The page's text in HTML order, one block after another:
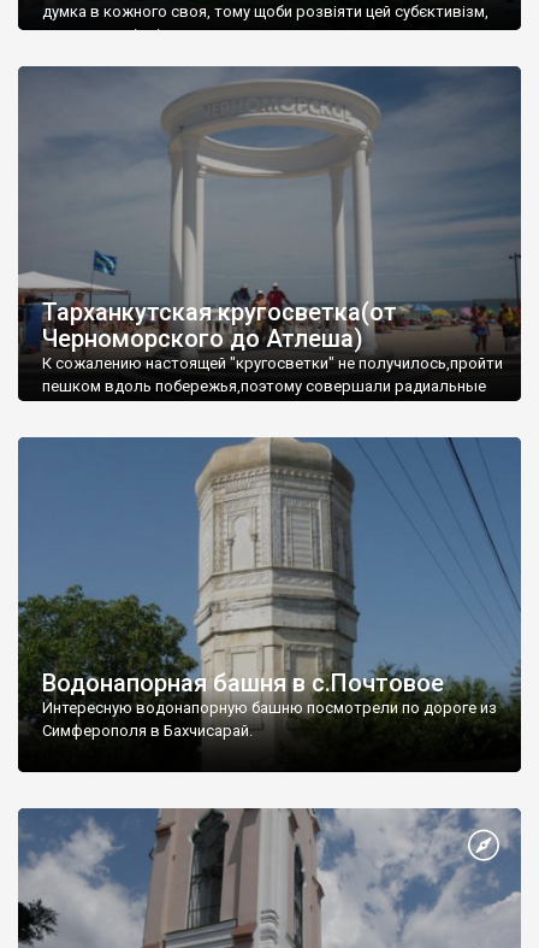
думка в кожного своя, тому щоби розвіяти цей субєктивізм,
запрошую відвідати це
Тарханкутская кругосветка(от
Черноморского до Атлеша)
К сожалению настоящей "кругосветки" не получилось,пройти
пешком вдоль побережья,поэтому совершали радиальные
Водонапорная башня в с.Почтовое
Интересную водонапорную башню посмотрели по дороге из
Симферополя в Бахчисарай.